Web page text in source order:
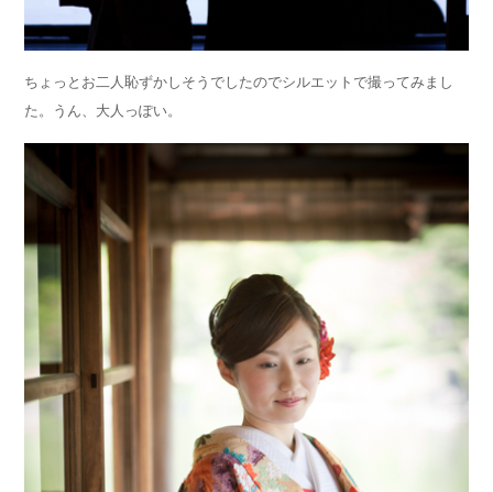
ちょっとお二人恥ずかしそうでしたのでシルエットで撮ってみまし
た。うん、大人っぽい。